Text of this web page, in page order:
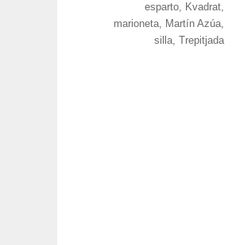
esparto, Kvadrat,
marioneta, Martín Azúa,
silla,Trepitjada